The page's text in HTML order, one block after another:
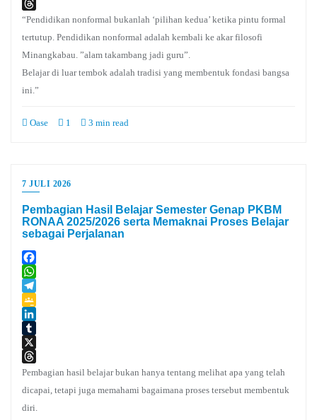
X
Threads
“Pendidikan nonformal bukanlah ‘pilihan kedua’ ketika pintu formal
tertutup. Pendidikan nonformal adalah kembali ke akar filosofi
Minangkabau. ”alam takambang jadi guru”.
Belajar di luar tembok adalah tradisi yang membentuk fondasi bangsa
ini.”
Oase 1 3 min read
7 JULI 2026
Pembagian Hasil Belajar Semester Genap PKBM
RONAA 2025/2026 serta Memaknai Proses Belajar
sebagai Perjalanan
Facebook
WhatsApp
Telegram
Google
Classroom
LinkedIn
Tumblr
X
Threads
Pembagian hasil belajar bukan hanya tentang melihat apa yang telah
dicapai, tetapi juga memahami bagaimana proses tersebut membentuk
diri.